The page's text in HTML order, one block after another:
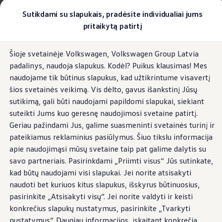
Sutikdami su slapukais, pradėsite individualiai jums
pritaikytą patirtį
Šioje svetainėje Volkswagen, Volkswagen Group Latvia
padalinys, naudoja slapukus. Kodėl? Puikus klausimas! Mes
naudojame tik būtinus slapukus, kad užtikrintume visavertį
šios svetainės veikimą. Vis dėlto, gavus išankstinį Jūsų
sutikimą, gali būti naudojami papildomi slapukai, siekiant
suteikti Jums kuo geresnę naudojimosi svetaine patirtį.
Geriau pažindami Jus, galime suasmeninti svetainės turinį ir
pateikiamus reklaminius pasiūlymus. Šiuo tikslu informacija
apie naudojimąsi mūsų svetaine taip pat galime dalytis su
savo partneriais. Pasirinkdami „Priimti visus“ Jūs sutinkate,
kad būtų naudojami visi slapukai. Jei norite atsisakyti
naudoti bet kuriuos kitus slapukus, išskyrus būtinuosius,
pasirinkite „Atsisakyti visų“. Jei norite valdyti ir keisti
konkrečius slapukų nustatymus, pasirinkite „Tvarkyti
nustatymus“. Daugiau informacijos, įskaitant konkrečią
pagrindinį
turinį
poraštę
Pasirinkite savo Volkswagen
Modeliai ir konfigūratorius
Naujasis ID. Cross
Konfigūruoti
Volkswagen komerciniai automobiliai. Pasiruošę bet
Volkswagen automobilių e-parduotuvė
Pasiūlymai ir paslaugos
Jubiliejinis pasiūlymas
Garantija
Lizingas
Automobilio mainai
Volkswagen automobilių e-parduotuvė
Elektromobiliai ir hibridiniai modeliai
Valstybės parama
Elektromobiliai
ID. žinios
Įkrovimas ir ridos atsarga
Technologija ir evoliucija
Perėjimas prie elektrinio mobilumo
Ekologinis tvarumas
Elektromobiliai servise: daugiau jokio alyvos
ID. programinės įrangos atnaujinimas*
Elektromobilių pristatymo trukmė
Transporto priemonės būklė
Jūsų„Volkswagen“suteiks
visą informaciją. Jeigu
pageidaujate, su
automatine automobilio
būkle